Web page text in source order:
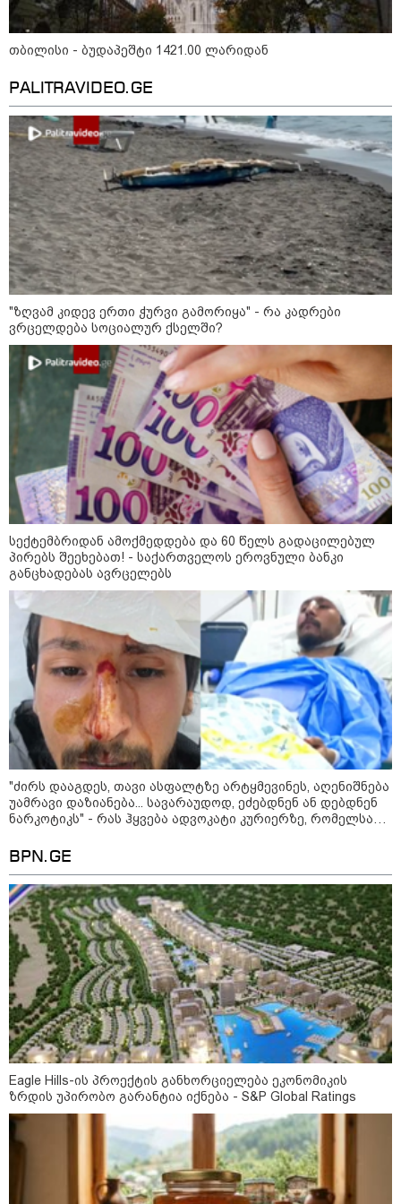
მიხეილ სააკაშვილი
16:22 / 08-08-2026
"აი, ეს არის სამშობლოს
დაკავშირებით ირაკლი
კობახიძის განცხადებას?
14:32 / 08-08-2026
"2008 წლის ომი თუ არ
იქნებოდა, დიდი ალბათობით,
არც უკრაინის ომი იქნებოდა" -
შალვა პაპუაშვილი
12:18 / 08-08-2026
"რუსეთმა განახორციელა
საქართველოს ტერიტორიების
20%-ის ოკუპაცია და
სააკაშვილის, მისი რეჟიმის
ღალატი ვერანაირად ვერ
გადაფარავს ამ დანაშაულს" -
ირაკლი კობახიძე
კატეგორიის ყველა სიახლე
Eagle Hills-ის პროექტის
განხორციელება ეკონომიკის
ზრდის უპირობო გარანტია იქნება
- S&P Global Ratings
„წარმოებულია საქართველოში“ -
ქართული თაფლი ჩინეთის
ბაზარზე გასასვლელად ემზადება
- დეტალები
მსოფლიო სასიცოცხლოდ
მნიშვნელოვანი პროდუქტის
დეფიციტის წინაშე დგას
კონფლიქტები
თბილისი - ბუდაპეშტი 1421.00 ლარიდან
PALITRAVIDEO.GE
"ზღვამ კიდევ ერთი ჭურვი გამორიყა" - რა კადრები
ვრცელდება სოციალურ ქსელში?
სექტემბრიდან ამოქმედდება და 60 წელს გადაცილებულ
პირებს შეეხებათ! - საქართველოს ეროვნული ბანკი
განცხადებას ავრცელებს
"ძირს დააგდეს, თავი ასფალტზე არტყმევინეს, აღენიშნება
უამრავი დაზიანება... სავარაუდოდ, ეძებდნენ ან დებდნენ
ნარკოტიკს" - რას ჰყვება ადვოკატი კურიერზე, რომელსაც
BPN.GE
Eagle Hills-ის პროექტის განხორციელება ეკონომიკის
ზრდის უპირობო გარანტია იქნება - S&P Global Ratings